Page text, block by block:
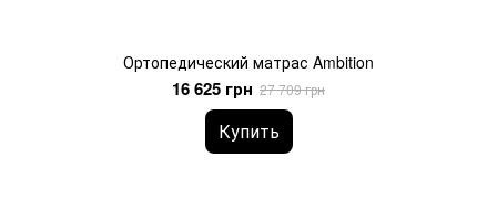
Ортопедический матрас Ambition
16 625 грн 27 709 грн
Купить